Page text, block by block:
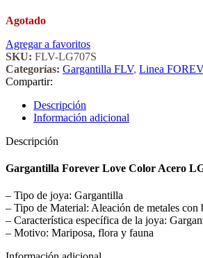
Agotado
Agregar a favoritos
SKU: FLV-LG707S
Categorías: Gargantilla FLV, Linea
Compartir:
Descripción
Información adicional
Descripción
Gargantilla Forever Love Color Acero
– Tipo de joya: Gargantilla
– Tipo de Material: Aleación de metales con
– Característica específica de la joya:
– Motivo: Mariposa, flora y fauna